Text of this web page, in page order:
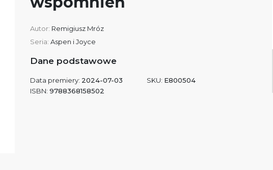
Autor: Remigiusz Mróz
Seria: Aspen i Joyce
Dane podstawowe
Data premiery: 2024-07-03
ISBN: 9788368158502
SKU: E800504